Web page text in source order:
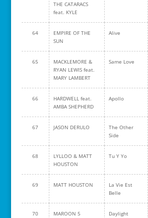
THE CATARACS
feat. KYLE
64
EMPIRE OF THE
SUN
Alive
65
MACKLEMORE &
RYAN LEWIS feat.
MARY LAMBERT
Same Love
66
HARDWELL feat.
AMBA SHEPHERD
Apollo
67 JASON DERULO
The Other
Side
68
LYLLOO & MATT
HOUSTON
Tu Y Yo
69 MATT HOUSTON
La Vie Est
Belle
70 MAROON 5 Daylight